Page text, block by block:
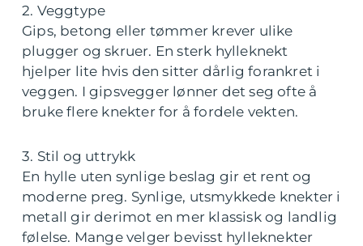
2. Veggtype
Gips, betong eller tømmer krever ulike
plugger og skruer. En sterk hylleknekt
hjelper lite hvis den sitter dårlig forankret i
veggen. I gipsvegger lønner det seg ofte å
bruke flere knekter for å fordele vekten.
3. Stil og uttrykk
En hylle uten synlige beslag gir et rent og
moderne preg. Synlige, utsmykkede knekter i
metall gir derimot en mer klassisk og landlig
følelse. Mange velger bevisst hylleknekter